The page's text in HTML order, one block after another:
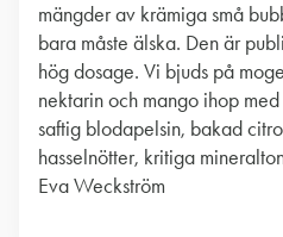
mängder av krämiga små
bara måste älska. Den är
hög dosage. Vi bjuds på
nektarin och mango ihop
saftig blodapelsin, bakad
hasselnötter, kritiga
Eva Weckström